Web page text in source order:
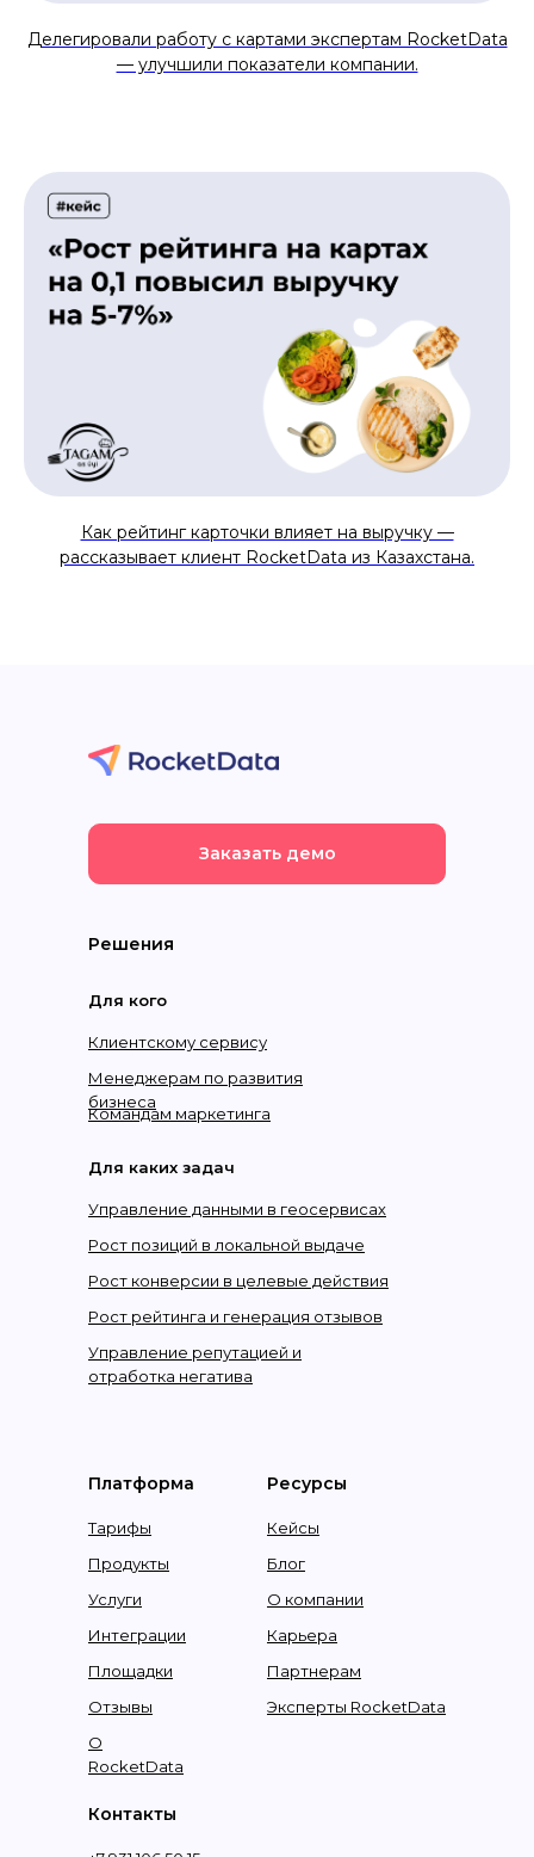
Делегировали работу с картами экспертам RocketData
— улучшили показатели компании.
Как рейтинг карточки влияет на выручку —
рассказывает клиент RocketData из Казахстана.
Для кого
Клиентскому сервису
Командам маркетинга
Менеджерам по развития
бизнеса
Решения
Контакты
Для каких задач
Управление данными в геосервисах
Управление репутацией и
отработка негатива
Рост позиций в локальной выдаче
Рост конверсии в целевые действия
Рост рейтинга и генерация отзывов
Ресурсы
О компании
Кейсы
Блог
Эксперты RocketData
Партнерам
Карьера
Платформа
Продукты
Тарифы
О
RocketData
Отзывы
Площадки
Услуги
Интеграции
Заказать демо